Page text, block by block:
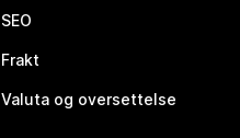
SEO
Frakt
Valuta og oversettelse